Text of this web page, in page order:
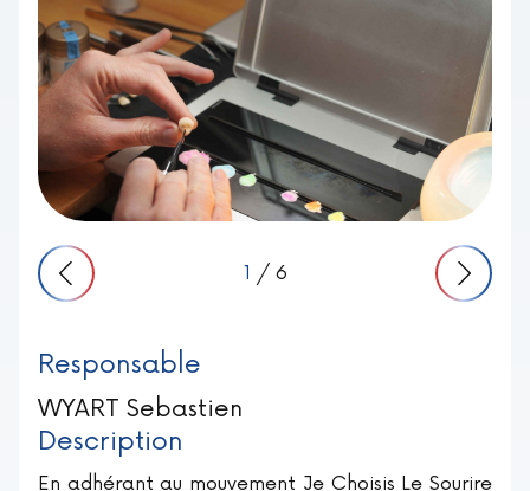
1 / 6
Responsable
WYART Sebastien
Description
En adhérant au mouvement Je Choisis Le Sourire